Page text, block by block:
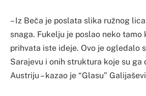
– Iz Beča je poslata slika ružnog
snaga. Fukelju je poslao neko tamo
prihvata iste ideje. Ovo je ogledalo
Sarajevu i onih struktura koje su ga
Austriju – kazao je “Glasu”